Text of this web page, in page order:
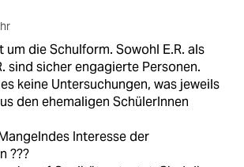
um die Schulform. Sowohl E.R. als
sind sicher engagierte Personen.
keine Untersuchungen, was jeweils
den ehemaligen SchülerInnen
Interesse der
???